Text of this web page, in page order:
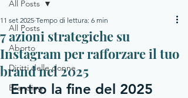
All Posts
Aborto
Diritti delle donne
Branding
All Posts
7 azioni strategiche su
Instagram per rafforzare il tuo
brand nel 2025
11 set 2025 Tempo di lettura: 6 min
Entro la fine del 2025